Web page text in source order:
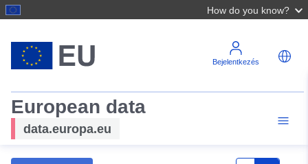
How do you know?
Bejelentkezés
European data
data.europa.eu